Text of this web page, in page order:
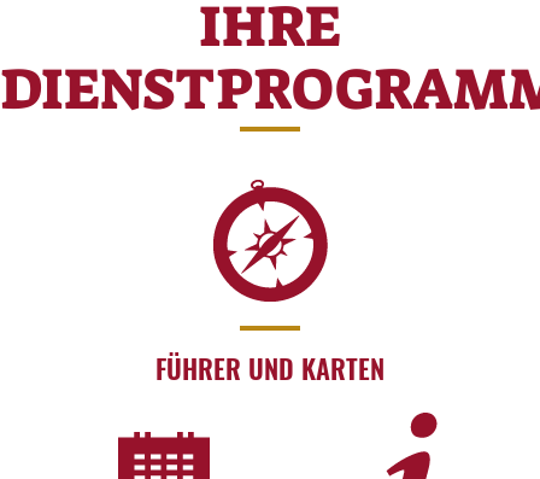
IHRE
FÜHRER UND KARTEN